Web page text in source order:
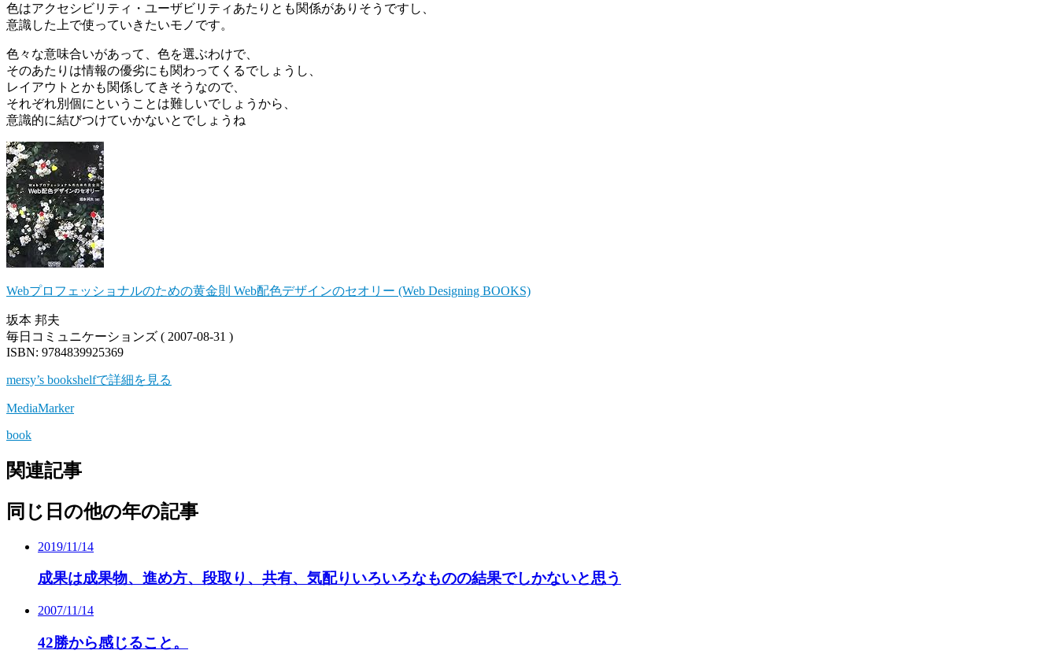
色はアクセシビリティ・ユーザビリティあたりとも関係がありそうですし、
意識した上で使っていきたいモノです。
色々な意味合いがあって、色を選ぶわけで、
そのあたりは情報の優劣にも関わってくるでしょうし、
レイアウトとかも関係してきそうなので、
それぞれ別個にということは難しいでしょうから、
意識的に結びつけていかないとでしょうね
Webプロフェッショナルのための黄金則 Web配色デザインのセオリー (Web Designing BOOKS)
坂本 邦夫
毎日コミュニケーションズ ( 2007-08-31 )
ISBN: 9784839925369
mersy’s bookshelfで詳細を見る
MediaMarker
book
関連記事
同じ日の他の年の記事
2019/11/14
成果は成果物、進め方、段取り、共有、気配りいろいろなものの結果でしかないと思う
2007/11/14
42勝から感じること。